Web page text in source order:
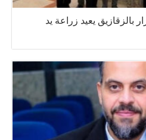
يعيد زراعة يد